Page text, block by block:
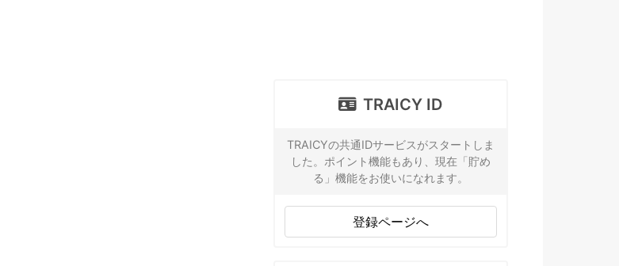
TRAICY ID
TRAICYの共通IDサービスがスタートしま
した。ポイント機能もあり、現在「貯め
る」機能をお使いになれます。
登録ページへ